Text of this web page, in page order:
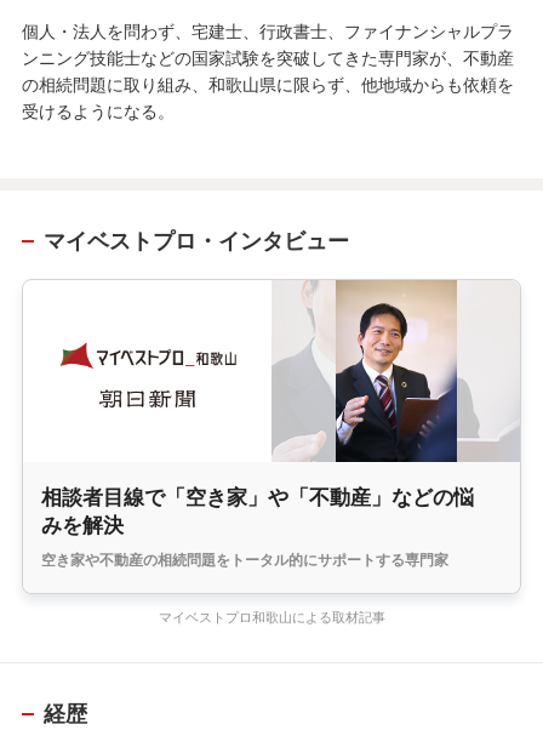
個人・法人を問わず、宅建士、行政書士、ファイナンシャルプラ
ンニング技能士などの国家試験を突破してきた専門家が、不動産
の相続問題に取り組み、和歌山県に限らず、他地域からも依頼を
受けるようになる。
マイベストプロ・インタビュー
相談者目線で「空き家」や「不動産」などの悩
みを解決
空き家や不動産の相続問題をトータル的にサポートする専門家
マイベストプロ和歌山による取材記事
経歴